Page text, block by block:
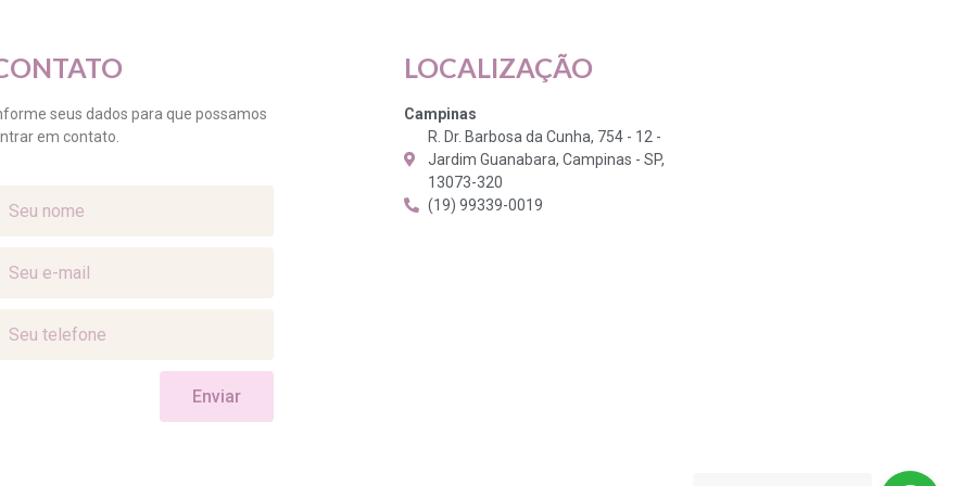
seus dados para que possamos
em contato.
Enviar
LOCALIZAÇÃO
Campinas
R. Dr. Barbosa da Cunha, 754 - 12 -
Jardim Guanabara, Campinas - SP,
13073-320
(19) 99339-0019